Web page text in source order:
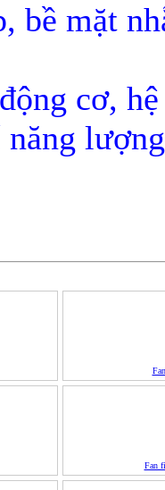
bề mặt
cơ,
lượng
Fan